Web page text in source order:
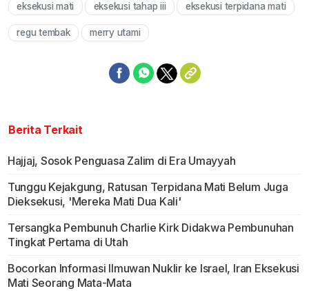
Mute
eksekusi mati eksekusi tahap iii eksekusi terpidana mati
regu tembak merry utami
Berita Terkait
Hajjaj, Sosok Penguasa Zalim di Era Umayyah
Tunggu Kejakgung, Ratusan Terpidana Mati Belum Juga
Dieksekusi, 'Mereka Mati Dua Kali'
Tersangka Pembunuh Charlie Kirk Didakwa Pembunuhan
Tingkat Pertama di Utah
Bocorkan Informasi Ilmuwan Nuklir ke Israel, Iran Eksekusi
Mati Seorang Mata-Mata